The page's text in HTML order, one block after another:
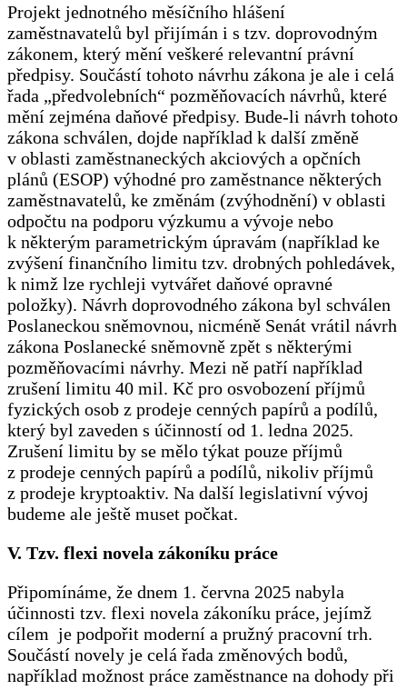
Projekt jednotného měsíčního hlášení
zaměstnavatelů byl přijímán i s tzv. doprovodným
zákonem, který mění veškeré relevantní právní
předpisy. Součástí tohoto návrhu zákona je ale i celá
řada „předvolebních“ pozměňovacích návrhů, které
mění zejména daňové předpisy. Bude-li návrh tohoto
zákona schválen, dojde například k další změně
v oblasti zaměstnaneckých akciových a opčních
plánů (ESOP) výhodné pro zaměstnance některých
zaměstnavatelů, ke změnám (zvýhodnění) v oblasti
odpočtu na podporu výzkumu a vývoje nebo
k některým parametrickým úpravám (například ke
zvýšení finančního limitu tzv. drobných pohledávek,
k nimž lze rychleji vytvářet daňové opravné
položky). Návrh doprovodného zákona byl schválen
Poslaneckou sněmovnou, nicméně Senát vrátil návrh
zákona Poslanecké sněmovně zpět s některými
pozměňovacími návrhy. Mezi ně patří například
zrušení limitu 40 mil. Kč pro osvobození příjmů
fyzických osob z prodeje cenných papírů a podílů,
který byl zaveden s účinností od 1. ledna 2025.
Zrušení limitu by se mělo týkat pouze příjmů
z prodeje cenných papírů a podílů, nikoliv příjmů
z prodeje kryptoaktiv. Na další legislativní vývoj
budeme ale ještě muset počkat.
V. Tzv. flexi novela zákoníku práce
Připomínáme, že dnem 1. června 2025 nabyla
účinnosti tzv. flexi novela zákoníku práce, jejímž
cílem je podpořit moderní a pružný pracovní trh.
Součástí novely je celá řada změnových bodů,
například možnost práce zaměstnance na dohody při